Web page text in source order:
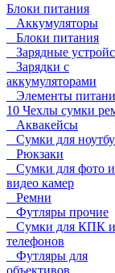
Блоки питания
Аккумуляторы
Блоки питания
Зарядные
Зарядки с
аккумуляторами
Элементы
10 Чехлы сумки
Аквакейсы
Сумки для
Рюкзаки
Сумки для фото и
видео камер
Ремни
Футляры прочие
Сумки для КПК и
телефонов
Футляры для
объективов